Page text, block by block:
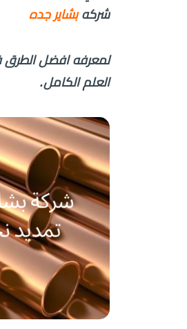
شركهبشاير جده
لمعرفه افضل الطرق
العلم الكامل.